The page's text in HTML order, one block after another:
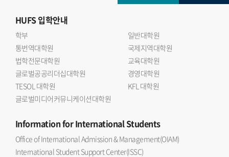
HUFS입학안내
학부
일반대학원
통번역대학원
국제지역대학원
법학전문대학원
교육대학원
글로벌공공리더십대학원
경영대학원
TESOL 대학원
KFL 대학원
글로벌미디어커뮤니케이션대학원
Informationfor International Students
Office of International Admission & Management(OIAM)
International Student Support Center(ISSC)